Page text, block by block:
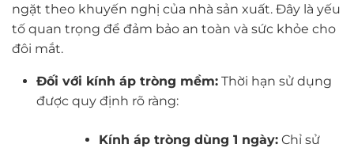
ngặt theo khuyến nghị của nhà sản xuất. Đây là yếu
tố quan trọng để đảm bảo an toàn và sức khỏe cho
đôi mắt.
Đối với kính áp tròng mềm:Thời hạn sử dụng
được quy định rõ ràng:
Kính áp tròng dùng 1 ngày:Chỉ sử